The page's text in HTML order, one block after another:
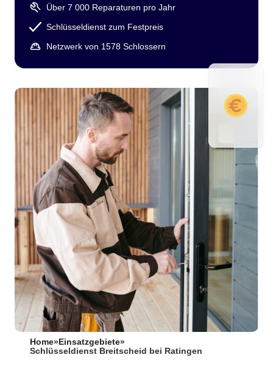
Über 7 000 Reparaturen pro Jahr
Schlüsseldienst zum Festpreis
Netzwerk von 1578 Schlossern
Home» Einsatzgebiete»
Schlüsseldienst Breitscheid bei Ratingen